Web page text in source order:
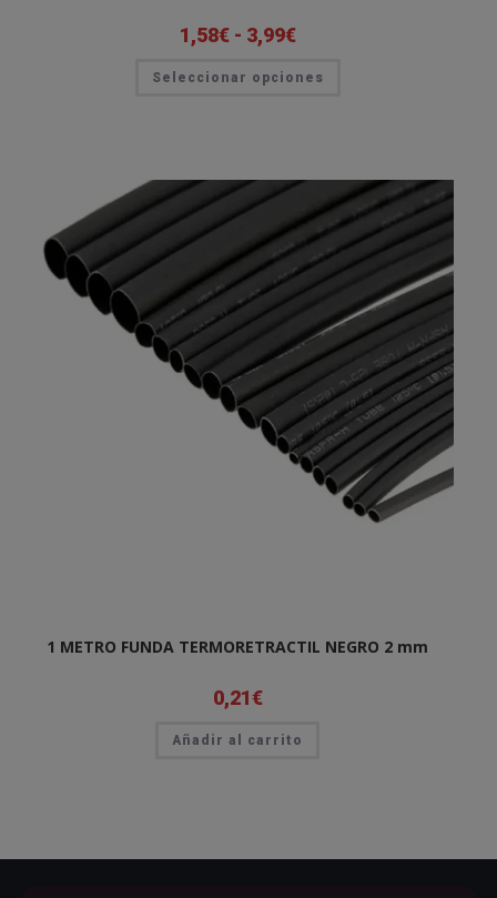
1,58€ - 3,99€Rango
de
desde
Seleccionar opciones
pueden
elegir
en
página
de
producto
1 METRO FUNDA TERMORETRACTIL NEGRO 2 mm
0,21€
Añadir al carrito